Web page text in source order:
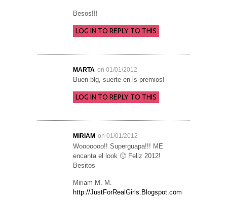
Besos!!!
LOG IN TO REPLY TO THIS
MARTA on 01/01/2012
Buen blg, suerte en ls premios!
LOG IN TO REPLY TO THIS
MIRIAM on 01/01/2012
Wooooooo!! Superguapa!!! ME
encanta el look 🙂 Feliz 2012!
Besitos
Miriam M. M.
http://JustForRealGirls.Blogspot.com